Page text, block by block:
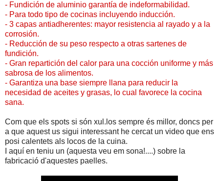
- Fundición de aluminio garantía de indeformabilidad.
- Para todo tipo de cocinas incluyendo inducción.
- 3 capas antiadherentes: mayor resistencia al rayado y a la
corrosión.
- Reducción de su peso respecto a otras sartenes de
fundición.
- Gran repartición del calor para una cocción uniforme y más
sabrosa de los alimentos.
- Garantiza una base siempre llana para reducir la
necesidad de aceites y grasas, lo cual favorece la cocina
sana.
Com que els spots si són xul.los sempre és millor, doncs per
a que aquest us sigui interessant he cercat un video que ens
posi calentets als locos de la cuina.
I aquí en teniu un (aquesta veu em sona!....) sobre la
fabricació d'aquestes paelles.